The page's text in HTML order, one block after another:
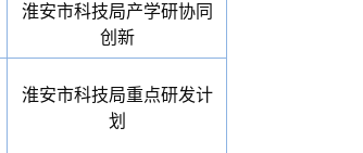
淮安市科技局产学研协同
创新
淮安市科技局重点研发计
划